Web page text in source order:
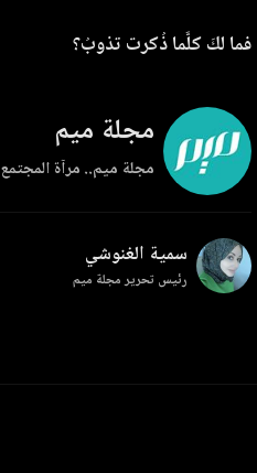
فما لكَ كلَّما ذُكرت تذوبُ؟
مجلة ميم
مجلة ميم.. مرآة المجتمع
سمية الغنوشي
رئيس تحرير مجلة ميم